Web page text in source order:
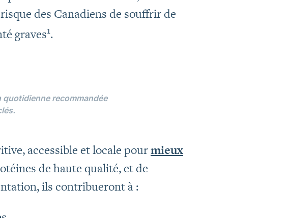
des Canadiens de souffrir de
graves1.
recommandée
accessible et locale pourmieux
de haute qualité, et de
ils contribueront à :